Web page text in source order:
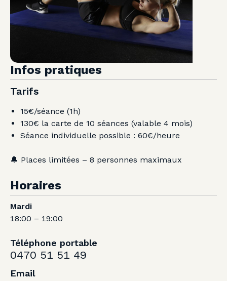
Infos pratiques
Tarifs
15€/séance (1h)
130€ la carte de 10 séances (valable 4 mois)
Séance individuelle possible : 60€/heure
🔔 Places limitées – 8 personnes maximaux
Horaires
Mardi
18:00 – 19:00
Téléphone portable
0470 51 51 49
Email